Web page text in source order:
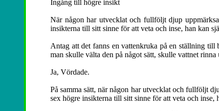
Ingång till högre insikt
När någon har utvecklat och fullföljt djup
insikterna till sitt sinne för att veta och inse, han kan
Antag att det fanns en vattenkruka på en ställning
man skulle välta den på något sätt, skulle vattnet rinna
Ja, Vördade.
På samma sätt, när någon har utvecklat och fullföljt
sex högre insikterna till sitt sinne för att veta och